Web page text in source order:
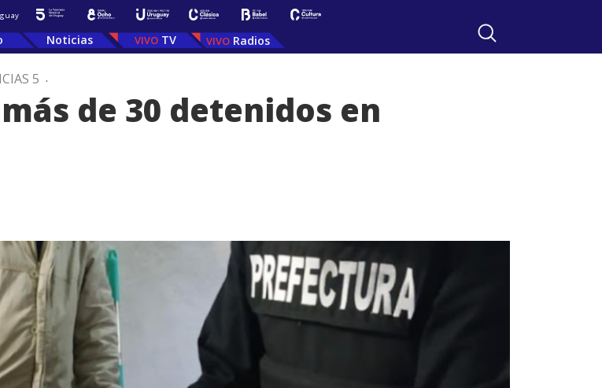
Noticias TV Radios
5 .
de 30 detenidos en